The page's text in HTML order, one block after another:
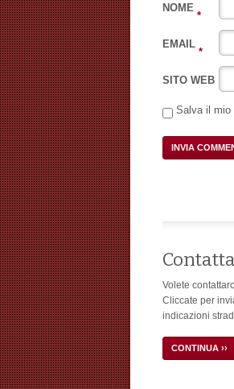
NOME
*
EMAIL
*
SITO WEB
Salva il mio
Volete
Cliccate per
indicazioni
CONTINUA ››